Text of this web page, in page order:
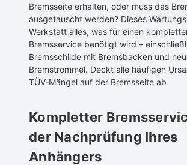
Bremsseite erhalten, oder muss das
ausgetauscht werden? Dieses
Werkstatt alles, was für einen
Bremsservice benötigt wird –
Bremsschilde mit Bremsbacken und
Bremstrommel. Deckt alle häufigen
TÜV-Mängel auf der Bremsseite ab.
Kompletter
der Nachprüfung Ihres
Anhängers